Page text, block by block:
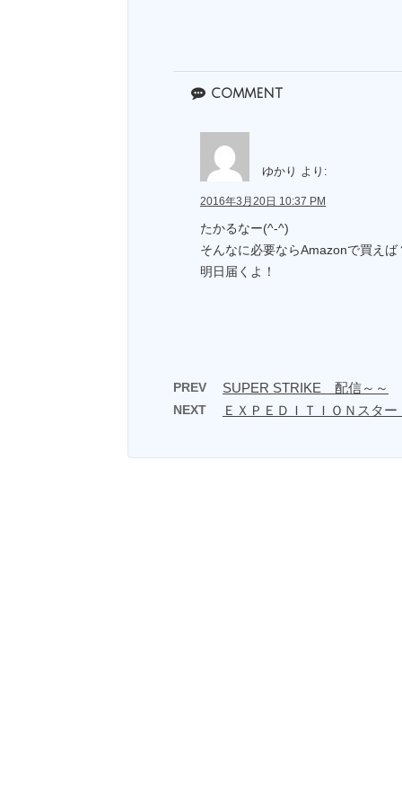
comment
ゆかり より:
2016年3月20日 10:37 PM
たかるなー(^-^)
そんなに必要ならAmazonで買えば
明日届くよ！
PREV SUPER STRIKE 配信～～
NEXT ＥＸＰＥＤＩＴＩＯＮスター